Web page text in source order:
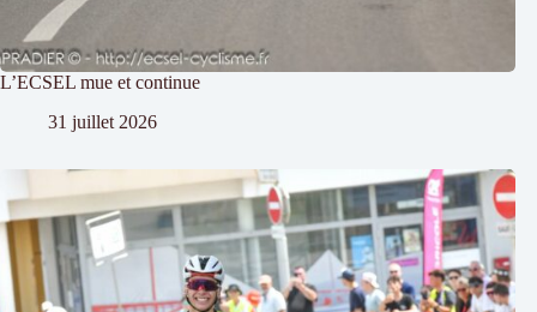
L’ECSEL mue et continue
31 juillet 2026